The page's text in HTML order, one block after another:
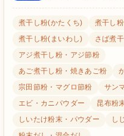
煮干し粉(かたくち)
煮干し
煮干し粉(まいわし)
さば煮
アジ煮干し粉・アジ節粉
あご煮干し粉・焼きあご粉
宗田節粉・マグロ節粉
サン
エビ・カニパウダー
昆布粉
しいたけ粉末・パウダー
し